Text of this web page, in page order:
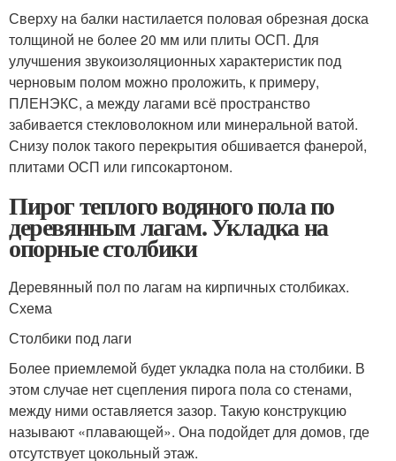
Сверху на балки настилается половая обрезная доска
толщиной не более 20 мм или плиты ОСП. Для
улучшения звукоизоляционных характеристик под
черновым полом можно проложить, к примеру,
ПЛЕНЭКС, а между лагами всё пространство
забивается стекловолокном или минеральной ватой.
Снизу полок такого перекрытия обшивается фанерой,
плитами ОСП или гипсокартоном.
Пирог теплого водяного пола по
деревянным лагам. Укладка на
опорные столбики
Деревянный пол по лагам на кирпичных столбиках.
Схема
Столбики под лаги
Более приемлемой будет укладка пола на столбики. В
этом случае нет сцепления пирога пола со стенами,
между ними оставляется зазор. Такую конструкцию
называют «плавающей». Она подойдет для домов, где
отсутствует цокольный этаж.